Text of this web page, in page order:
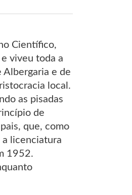
Científico,
viveu toda a
Albergaria e de
local.
as pisadas
de
que, como
a licenciatura
1952.